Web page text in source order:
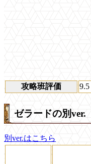
攻略班評価 9.5
ゼラードの別ver.
別ver.はこちら